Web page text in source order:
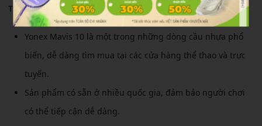
Tính phổ biến và dễ tìm mua:
Yonex Mavis 10 là một trong những dòng cầu nhựa phổ
biến, dễ dàng tìm mua tại các cửa hàng thể thao và trực
tuyến.
Sản phẩm có sẵn ở nhiều quốc gia, đảm bảo người chơi
có thể tiếp cận dễ dàng.